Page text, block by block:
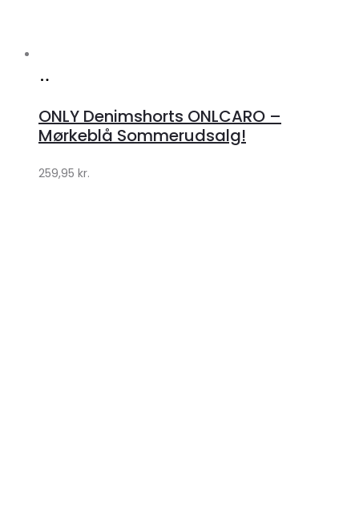
Klædeskabet.dk
ONLY Denimshorts ONLCARO –
Mørkeblå Sommerudsalg!
259,95 kr.